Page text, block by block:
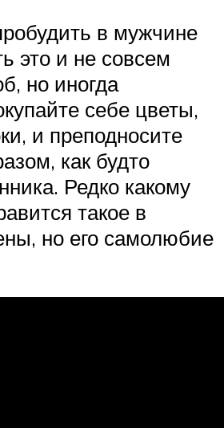
в мужчине
это и не совсем
но иногда
себе цветы,
и преподносите
как будто
Редко какому
такое в
но его самолюбие